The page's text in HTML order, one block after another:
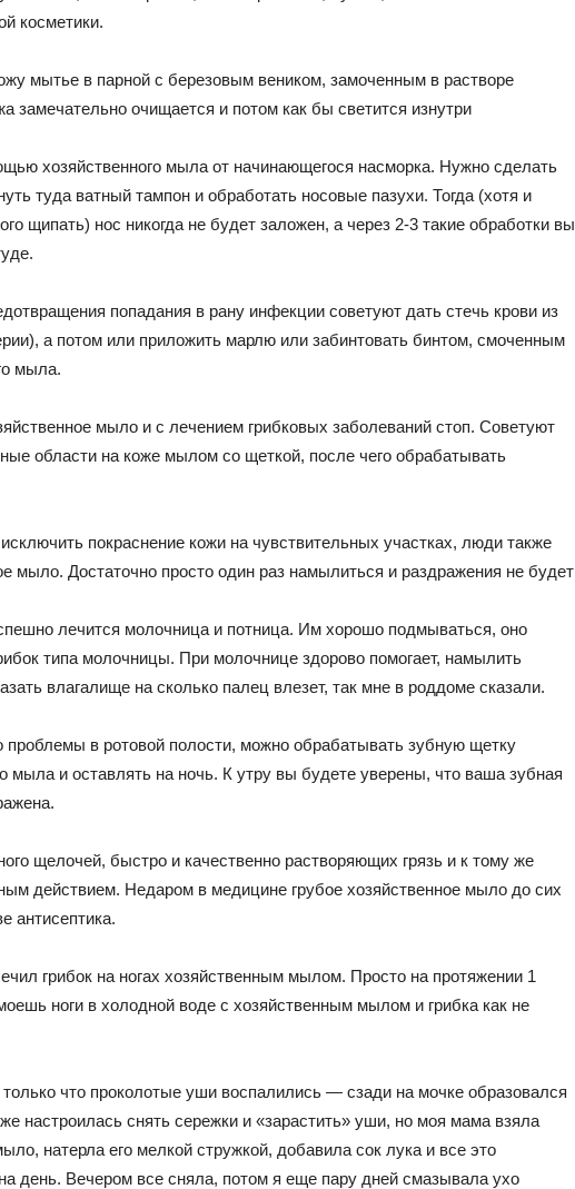
косметики.
мытье в парной с березовым веником, замоченным в растворе
замечательно очищается и потом как бы светится изнутри
хозяйственного мыла от начинающегося насморка. Нужно сделать
туда ватный тампон и обработать носовые пазухи. Тогда (хотя и
щипать) нос никогда не будет заложен, а через 2-3 такие обработки вы
попадания в рану инфекции советуют дать стечь крови из
а потом или приложить марлю или забинтовать бинтом, смоченным
мыла.
мыло и с лечением грибковых заболеваний стоп. Советуют
области на коже мылом со щеткой, после чего обрабатывать
покраснение кожи на чувствительных участках, люди также
мыло. Достаточно просто один раз намылиться и раздражения не будет
лечится молочница и потница. Им хорошо подмываться, оно
типа молочницы. При молочнице здорово помогает, намылить
влагалище на сколько палец влезет, так мне в роддоме сказали.
проблемы в ротовой полости, можно обрабатывать зубную щетку
мыла и оставлять на ночь. К утру вы будете уверены, что ваша зубная
щелочей, быстро и качественно растворяющих грязь и к тому же
действием. Недаром в медицине грубое хозяйственное мыло до сих
антисептика.
грибок на ногах хозяйственным мылом. Просто на протяжении 1
ноги в холодной воде с хозяйственным мылом и грибка как не
что проколотые уши воспалились — сзади на мочке образовался
настроилась снять сережки и «зарастить» уши, но моя мама взяла
натерла его мелкой стружкой, добавила сок лука и все это
день. Вечером все сняла, потом я еще пару дней смазывала ухо